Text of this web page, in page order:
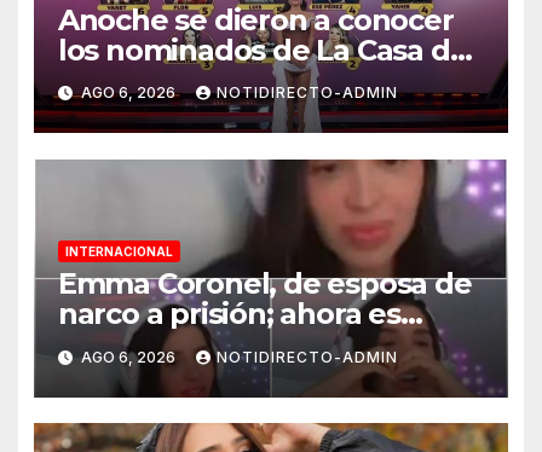
Anoche se dieron a conocer
los nominados de La Casa de
los Famosos México 2026 en
la segunda semana
AGO 6, 2026 NOTIDIRECTO-ADMIN
INTERNACIONAL
Emma Coronel, de esposa de
narco a prisión; ahora es
tiktoker
AGO 6, 2026 NOTIDIRECTO-ADMIN